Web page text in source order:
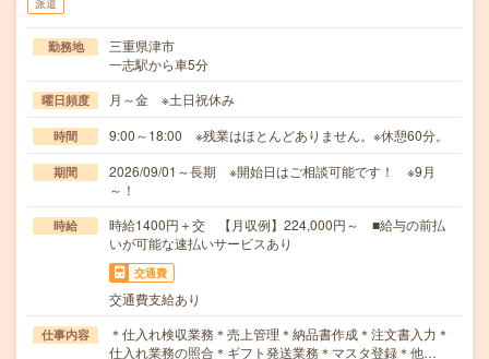
派遣
勤務地
三重県津市
一志駅から車5分
曜日頻度 月～金 ※土日祝休み
時間 9:00～18:00 ※残業はほとんどありません。※休憩60分。
期間
2026/09/01～長期 ※開始日はご相談可能です！ ※9月
～！
時給
時給1400円＋交 【月収例】224,000円～ ■給与の前払
いが可能な速払いサービスあり
交通費
交通費支給あり
仕事内容
＊仕入れ検収業務＊売上管理＊納品書作成＊注文書入力＊
仕入れ業務の照合＊ギフト発送業務＊マスタ登録＊他…